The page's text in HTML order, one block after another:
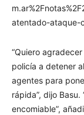
atentado-ataque-
“Quiero
policía a detener
agentes para
rápida”, dijo
encomiable”,